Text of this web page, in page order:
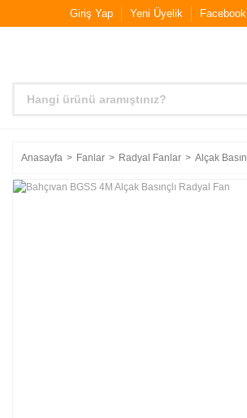
Giriş Yap Yeni Üyelik
Anasayfa Fanlar Radyal Fanlar Alçak